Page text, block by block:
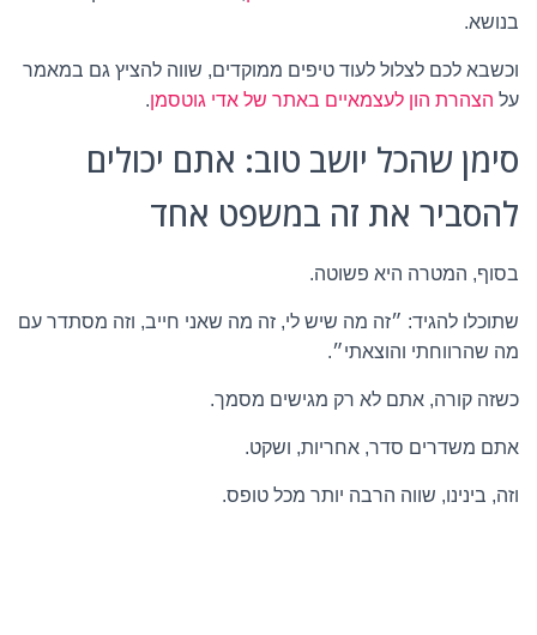
בנושא.
וכשבא לכם לצלול לעוד טיפים ממוקדים, שווה להציץ גם במאמר
על הצהרת הון לעצמאיים באתר של אדי גוטסמן.
סימן שהכל יושב טוב: אתם יכולים
להסביר את זה במשפט אחד
בסוף, המטרה היא פשוטה.
שתוכלו להגיד: ״זה מה שיש לי, זה מה שאני חייב, וזה מסתדר עם
מה שהרווחתי והוצאתי״.
כשזה קורה, אתם לא רק מגישים מסמך.
אתם משדרים סדר, אחריות, ושקט.
וזה, בינינו, שווה הרבה יותר מכל טופס.